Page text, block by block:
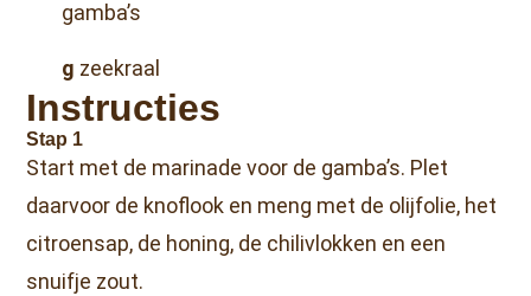
gamba’s
g zeekraal
Instructies
Stap 1
Start met de marinade voor de gamba’s. Plet
daarvoor de knoflook en meng met de olijfolie, het
citroensap, de honing, de chilivlokken en een
snuifje zout.